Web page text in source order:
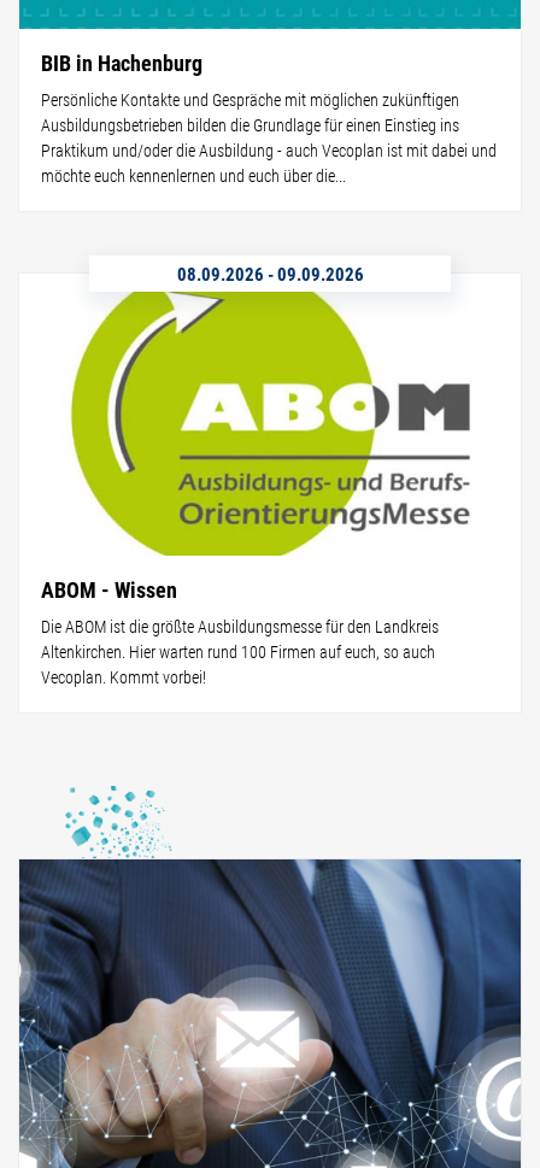
BIB in Hachenburg
Persönliche Kontakte und Gespräche mit möglichen zukünftigen
Ausbildungsbetrieben bilden die Grundlage für einen Einstieg ins
Praktikum und/oder die Ausbildung - auch Vecoplan ist mit dabei und
möchte euch kennenlernen und euch über die...
08.09.2026 -09.09.2026
ABOM - Wissen
Die ABOM ist die größte Ausbildungsmesse für den Landkreis
Altenkirchen. Hier warten rund 100 Firmen auf euch, so auch
Vecoplan. Kommt vorbei!